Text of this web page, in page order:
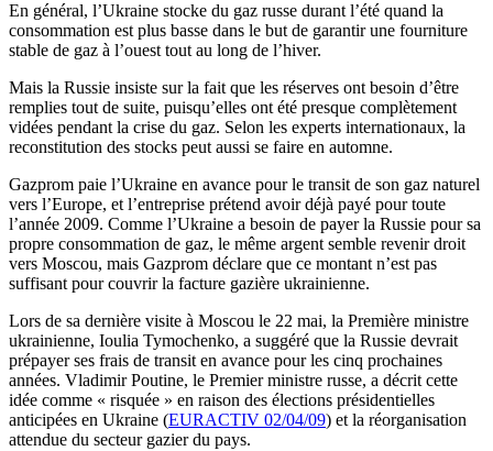
En général, l’Ukraine stocke du gaz russe durant l’été quand la
consommation est plus basse dans le but de garantir une fourniture
stable de gaz à l’ouest tout au long de l’hiver.
Mais la Russie insiste sur la fait que les réserves ont besoin d’être
remplies tout de suite, puisqu’elles ont été presque complètement
vidées pendant la crise du gaz. Selon les experts internationaux, la
reconstitution des stocks peut aussi se faire en automne.
Gazprom paie l’Ukraine en avance pour le transit de son gaz naturel
vers l’Europe, et l’entreprise prétend avoir déjà payé pour toute
l’année 2009. Comme l’Ukraine a besoin de payer la Russie pour sa
propre consommation de gaz, le même argent semble revenir droit
vers Moscou, mais Gazprom déclare que ce montant n’est pas
suffisant pour couvrir la facture gazière ukrainienne.
Lors de sa dernière visite à Moscou le 22 mai, la Première ministre
ukrainienne, Ioulia Tymochenko, a suggéré que la Russie devrait
prépayer ses frais de transit en avance pour les cinq prochaines
années. Vladimir Poutine, le Premier ministre russe, a décrit cette
idée comme « risquée » en raison des élections présidentielles
anticipées en Ukraine (EURACTIV 02/04/09) et la réorganisation
attendue du secteur gazier du pays.